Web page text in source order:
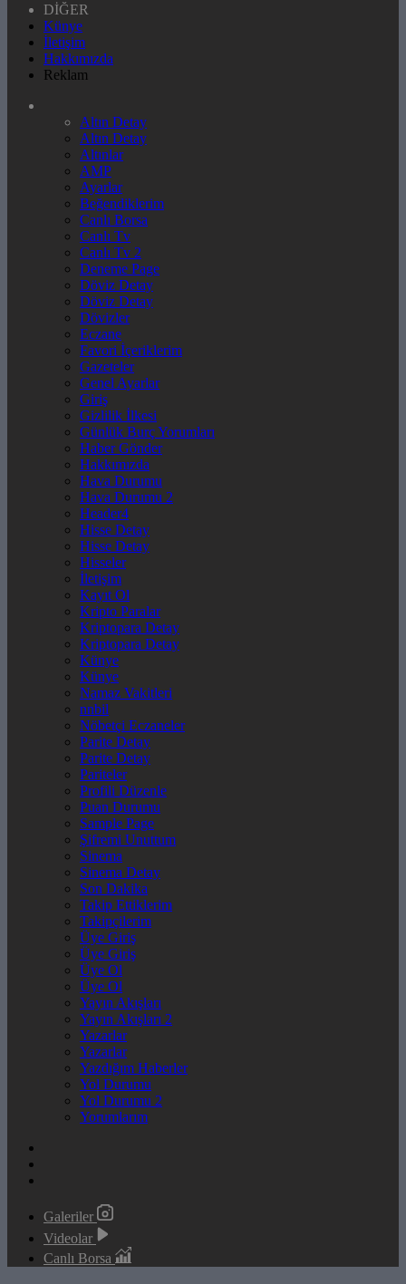
DİĞER
Künye
İletişim
Hakkımızda
Reklam
Altın Detay
Altın Detay
Altınlar
AMP
Ayarlar
Beğendiklerim
Canlı Borsa
Canlı Tv
Canlı Tv 2
Deneme Page
Döviz Detay
Döviz Detay
Dövizler
Eczane
Favori İçeriklerim
Gazeteler
Genel Ayarlar
Giriş
Gizlilik İlkesi
Günlük Burç Yorumları
Haber Gönder
Hakkımızda
Hava Durumu
Hava Durumu 2
Header4
Hisse Detay
Hisse Detay
Hisseler
İletişim
Kayıt Ol
Kripto Paralar
Kriptopara Detay
Kriptopara Detay
Künye
Künye
Namaz Vakitleri
nnbil
Nöbetçi Eczaneler
Parite Detay
Parite Detay
Pariteler
Profili Düzenle
Puan Durumu
Sample Page
Şifremi Unuttum
Sinema
Sinema Detay
Son Dakika
Takip Ettiklerim
Takipçilerim
Üye Giriş
Üye Giriş
Üye Ol
Üye Ol
Yayın Akışları
Yayın Akışları 2
Yazarlar
Yazarlar
Yazdığım Haberler
Yol Durumu
Yol Durumu 2
Yorumlarım
Galeriler
Videolar
Canlı Borsa